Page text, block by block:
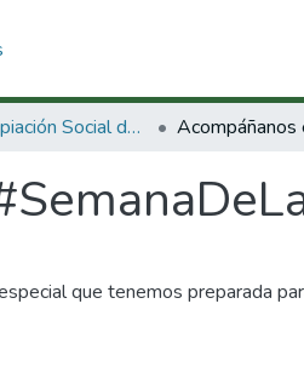
2.2.2. Apropiación Social del Conocimiento
que tenemos preparada